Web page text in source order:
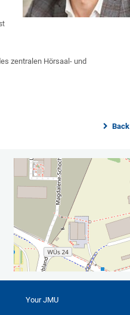
zentralen Hörsaal- und
Back
Your JMU